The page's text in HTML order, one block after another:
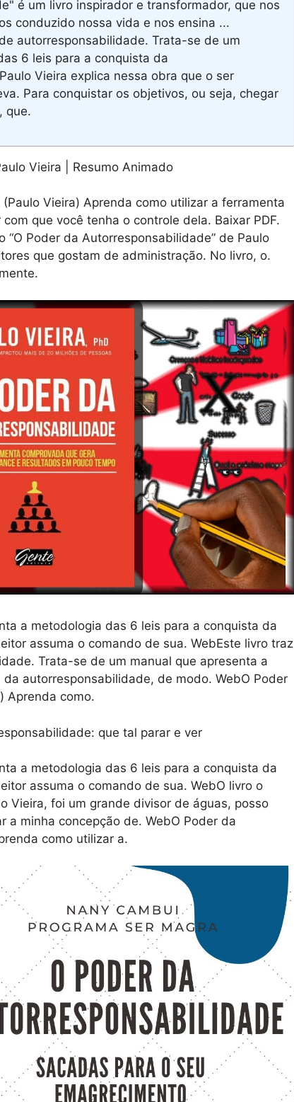
é um livro inspirador e transformador, que nos
conduzido nossa vida e nos ensina ...
autorresponsabilidade. Trata-se de um
6 leis para a conquista da
Vieira explica nessa obra que o ser
Para conquistar os objetivos, ou seja, chegar
que.
Vieira) Aprenda como utilizar a ferramenta
que você tenha o controle dela. Baixar PDF.
Poder da Autorresponsabilidade” de Paulo
que gostam de administração. No livro, o.
a metodologia das 6 leis para a conquista da
assuma o comando de sua. WebEste livro traz
Trata-se de um manual que apresenta a
autorresponsabilidade, de modo. WebO Poder
Aprenda como.
a metodologia das 6 leis para a conquista da
assuma o comando de sua. WebO livro o
Vieira, foi um grande divisor de águas, posso
a minha concepção de. WebO Poder da
como utilizar a.